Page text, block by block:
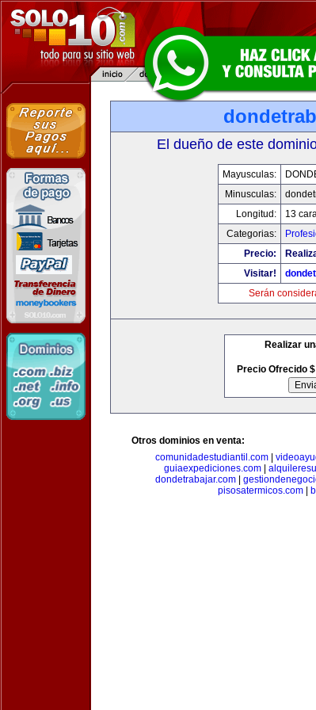
El dueño de este
Mayusculas:
Minusculas:
Longitud:
13
Categorias:
Precio:
Visitar!
Serán
Realizar
Precio Ofrecido $
Otros dominios en venta:
comunidadestudiantil.com|
guiaexpediciones.com|
dondetrabajar.com|
pisosatermicos.com|